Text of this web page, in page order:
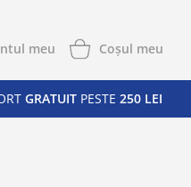
meu Coşul meu
GRATUIT PESTE 250 LEI